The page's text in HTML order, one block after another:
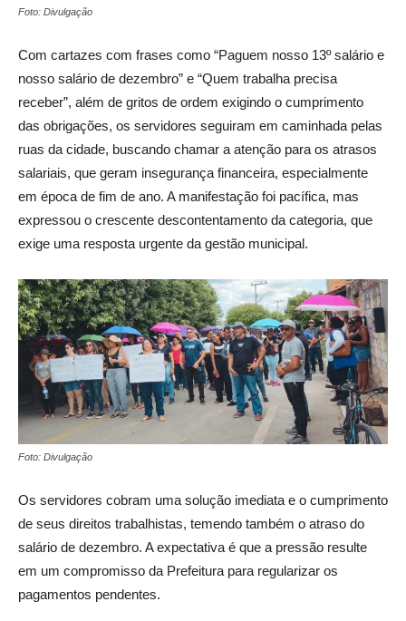
Foto: Divulgação
Com cartazes com frases como “Paguem nosso 13º salário e
nosso salário de dezembro” e “Quem trabalha precisa
receber”, além de gritos de ordem exigindo o cumprimento
das obrigações, os servidores seguiram em caminhada pelas
ruas da cidade, buscando chamar a atenção para os atrasos
salariais, que geram insegurança financeira, especialmente
em época de fim de ano. A manifestação foi pacífica, mas
expressou o crescente descontentamento da categoria, que
exige uma resposta urgente da gestão municipal.
Foto: Divulgação
Os servidores cobram uma solução imediata e o cumprimento
de seus direitos trabalhistas, temendo também o atraso do
salário de dezembro. A expectativa é que a pressão resulte
em um compromisso da Prefeitura para regularizar os
pagamentos pendentes.